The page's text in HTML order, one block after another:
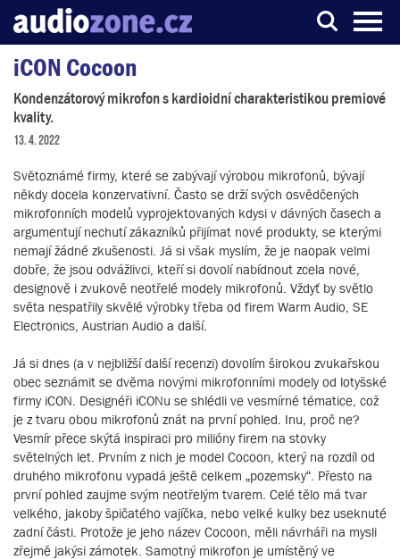
Server o digitálním zpracování zvuku
iCON Cocoon
Kondenzátorový mikrofon s kardioidní charakteristikou premiové
kvality.
13. 4. 2022
Světoznámé firmy, které se zabývají výrobou mikrofonů, bývají
někdy docela konzervativní. Často se drží svých osvědčených
mikrofonních modelů vyprojektovaných kdysi v dávných časech a
argumentují nechutí zákazníků přijímat nové produkty, se kterými
nemají žádné zkušenosti. Já si však myslím, že je naopak velmi
dobře, že jsou odvážlivci, kteří si dovolí nabídnout zcela nové,
designově i zvukově neotřelé modely mikrofonů. Vždyť by světlo
světa nespatřily skvělé výrobky třeba od firem Warm Audio, SE
Electronics, Austrian Audio a další.
Já si dnes (a v nejbližší další recenzi) dovolím širokou zvukařskou
obec seznámit se dvěma novými mikrofonními modely od lotyšské
firmy iCON. Designéři iCONu se shlédli ve vesmírné tématice, což
je z tvaru obou mikrofonů znát na první pohled. Inu, proč ne?
Vesmír přece skýtá inspiraci pro milióny firem na stovky
světelných let. Prvním z nich je model Cocoon, který na rozdíl od
druhého mikrofonu vypadá ještě celkem „pozemsky“. Přesto na
první pohled zaujme svým neotřelým tvarem. Celé tělo má tvar
velkého, jakoby špičatého vajíčka, nebo velké kulky bez useknuté
zadní části. Protože je jeho název Cocoon, měli návrháři na mysli
zřejmě jakýsi zámotek. Samotný mikrofon je umístěný ve